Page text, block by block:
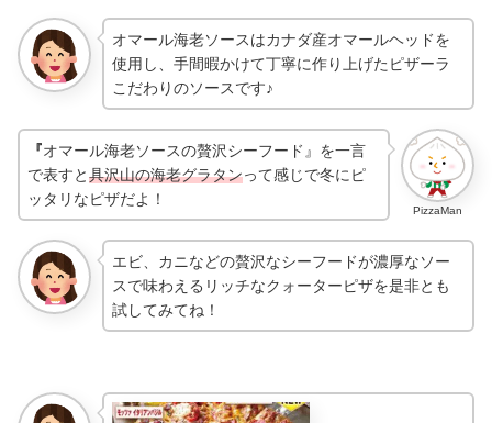
オマール海老ソースはカナダ産オマールヘッドを
使用し、手間暇かけて丁寧に作り上げたピザーラ
こだわりのソースです♪
PizzaMan
『オマール海老ソースの贅沢シーフード』を一言
で表すと具沢山の海老グラタンって感じで冬にピ
ッタリなピザだよ！
エビ、カニなどの贅沢なシーフードが濃厚なソー
スで味わえるリッチなクォーターピザを是非とも
試してみてね！